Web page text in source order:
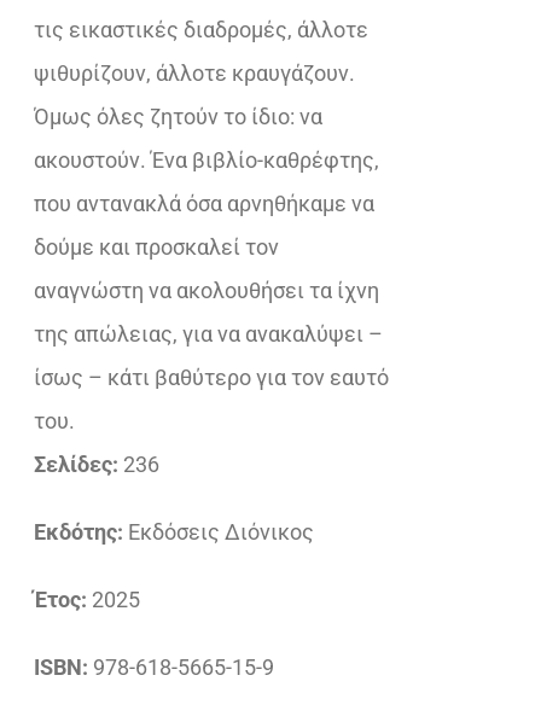
τις εικαστικές διαδρομές, άλλοτε
ψιθυρίζουν, άλλοτε κραυγάζουν.
Όμως όλες ζητούν το ίδιο: να
ακουστούν. Ένα βιβλίο-καθρέφτης,
που αντανακλά όσα αρνηθήκαμε να
δούμε και προσκαλεί τον
αναγνώστη να ακολουθήσει τα ίχνη
της απώλειας, για να ανακαλύψει –
ίσως – κάτι βαθύτερο για τον εαυτό
του.
Σελίδες: 236
Εκδότης: Εκδόσεις Διόνικος
Έτος: 2025
ISBN: 978-618-5665-15-9